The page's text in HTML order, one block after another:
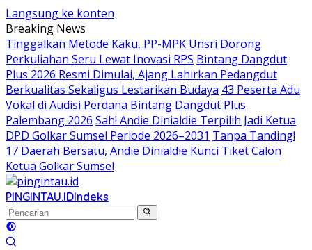
Langsung ke konten
Breaking News
Tinggalkan Metode Kaku, PP-MPK Unsri Dorong
Perkuliahan Seru Lewat Inovasi RPS Bintang Dangdut
Plus 2026 Resmi Dimulai, Ajang Lahirkan Pedangdut
Berkualitas Sekaligus Lestarikan Budaya 43 Peserta Adu
Vokal di Audisi Perdana Bintang Dangdut Plus
Palembang 2026 Sah! Andie Dinialdie Terpilih Jadi Ketua
DPD Golkar Sumsel Periode 2026–2031 Tanpa Tanding!
17 Daerah Bersatu, Andie Dinialdie Kunci Tiket Calon
Ketua Golkar Sumsel
PINGINTAU.IDIndeks